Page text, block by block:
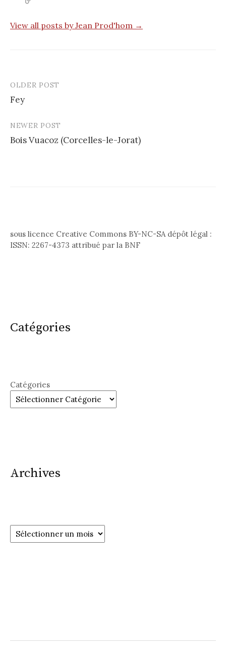
View all posts by Jean Prod'hom →
Post
navigation
OLDER POST
Fey
NEWER POST
Bois Vuacoz (Corcelles-le-Jorat)
sous licence Creative Commons BY-NC-SA dépôt légal :
ISSN: 2267-4373 attribué par la BNF
Catégories
Catégories
Archives
Archives